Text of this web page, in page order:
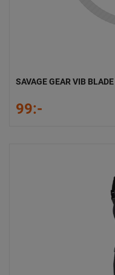
SAVAGE GEAR VIB
99:-